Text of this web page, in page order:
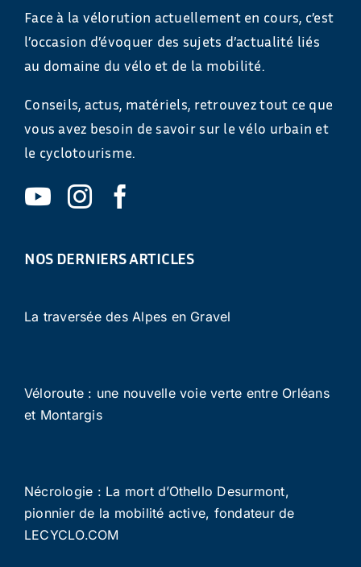
Face à la vélorution actuellement en cours, c’est
l’occasion d’évoquer des sujets d’actualité liés
au domaine du vélo et de la mobilité.
Conseils, actus, matériels, retrouvez tout ce que
vous avez besoin de savoir sur le vélo urbain et
le cyclotourisme.
NOS DERNIERS ARTICLES
La traversée des Alpes en Gravel
Véloroute : une nouvelle voie verte entre Orléans
et Montargis
Nécrologie : La mort d’Othello Desurmont,
pionnier de la mobilité active, fondateur de
LECYCLO.COM